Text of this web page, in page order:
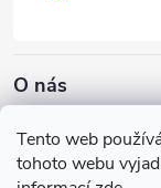
Tento web
tohoto webu
O nás